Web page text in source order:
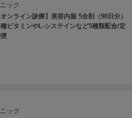
ック
オンライン診療】美容内服 5合剤（90日分）
ビタミンやL-システインなど5種類配合/定
ック